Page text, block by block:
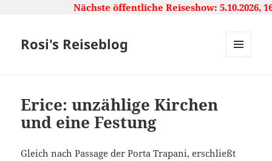
Nächste öffentliche Reiseshow: 5.10.2026,
Rosi's Reiseblog
Erice: unzählige Kirchen
und eine Festung
Gleich nach Passage der Porta Trapani, erschließt